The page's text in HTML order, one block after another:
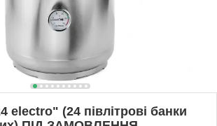
electro" (24 півлітрові банки